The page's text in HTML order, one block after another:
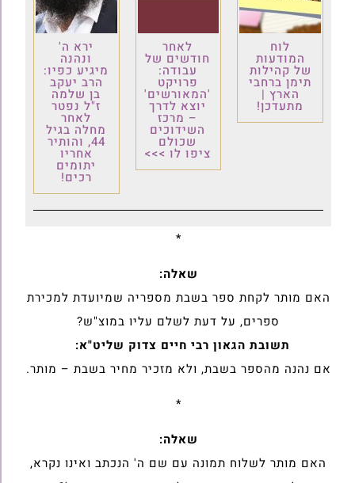
לוח
המודעות
של קהילות
תימן ברחבי
הארץ |
מתעדכן!
לאחר
חודשים של
עבודה:
פרויקט
'המאורשים'
יוצא לדרך
– מרכז
השידוכים
שכולם
ציפו לו >>>
ירא ה'
ונהנה
מיגיע כפיו:
הרב יעקב
בן שלמה
ז"ל נפטר
לאחר
מחלה בגיל
44, והותיר
אחריו
יתומים
רכים!
*
שאלה:
האם מותר לקחת ספר בשבת מספריה שמיועדת למכירת
ספרים, על דעת ‏לשלם עליו במוצ"ש?
תשובת הגאון רבי חיים צדוק שליט"א:
אם נהנה מהספר בשבת, ולא מזכיר מחיר בשבת – מותר.
*
שאלה:
האם מותר לשלוח תמונה עם שם ה' הנכתב ואינו נקרא,